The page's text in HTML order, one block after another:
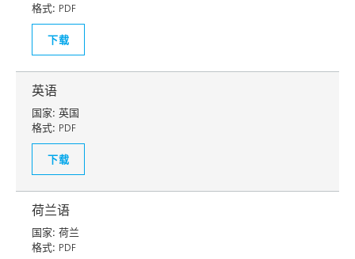
格式: PDF
下载
英语
国家: 英国
格式: PDF
下载
荷兰语
国家: 荷兰
格式: PDF